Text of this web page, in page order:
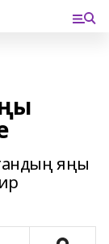
яңы